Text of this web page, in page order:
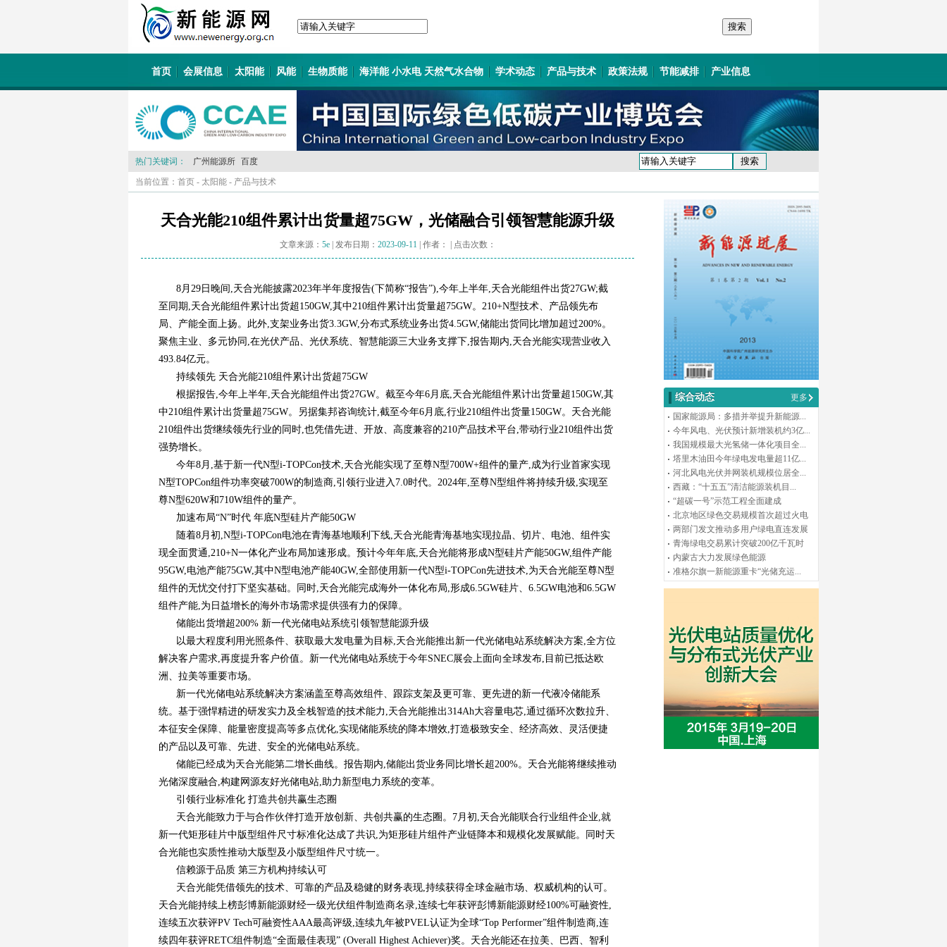
首页 会展信息 太阳能 风能 生物质能 海洋能 小水电 天然气水合物 学术动态 产品与技术 政策法规 节能减排 产业信息
热门关键词： 广州能源所 百度
当前位置： 首页 - 太阳能 - 产品与技术
天合光能210组件累计出货量超75GW，光储融合引领智慧能源升级
文章来源： 5e| 发布日期： 2023-09-11 | 作者： | 点击次数：
8月29日晚间,天合光能披露2023年半年度报告(下简称“报告”),今年上半年,天合光能组件出货27GW;截
至同期,天合光能组件累计出货超150GW,其中210组件累计出货量超75GW。210+N型技术、产品领先布
局、产能全面上扬。此外,支架业务出货3.3GW,分布式系统业务出货4.5GW,储能出货同比增加超过200%。
聚焦主业、多元协同,在光伏产品、光伏系统、智慧能源三大业务支撑下,报告期内,天合光能实现营业收入
493.84亿元。
持续领先 天合光能210组件累计出货超75GW
根据报告,今年上半年,天合光能组件出货27GW。截至今年6月底,天合光能组件累计出货量超150GW,其
中210组件累计出货量超75GW。另据集邦咨询统计,截至今年6月底,行业210组件出货量150GW。天合光能
210组件出货继续领先行业的同时,也凭借先进、开放、高度兼容的210产品技术平台,带动行业210组件出货
强势增长。
今年8月,基于新一代N型i-TOPCon技术,天合光能实现了至尊N型700W+组件的量产,成为行业首家实现
N型TOPCon组件功率突破700W的制造商,引领行业进入7.0时代。2024年,至尊N型组件将持续升级,实现至
尊N型620W和710W组件的量产。
加速布局“N”时代 年底N型硅片产能50GW
随着8月初,N型i-TOPCon电池在青海基地顺利下线,天合光能青海基地实现拉晶、切片、电池、组件实
现全面贯通,210+N一体化产业布局加速形成。预计今年年底,天合光能将形成N型硅片产能50GW,组件产能
95GW,电池产能75GW,其中N型电池产能40GW,全部使用新一代N型i-TOPCon先进技术,为天合光能至尊N型
组件的无忧交付打下坚实基础。同时,天合光能完成海外一体化布局,形成6.5GW硅片、6.5GW电池和6.5GW
组件产能,为日益增长的海外市场需求提供强有力的保障。
储能出货增超200% 新一代光储电站系统引领智慧能源升级
以最大程度利用光照条件、获取最大发电量为目标,天合光能推出新一代光储电站系统解决方案,全方位
解决客户需求,再度提升客户价值。新一代光储电站系统于今年SNEC展会上面向全球发布,目前已抵达欧
洲、拉美等重要市场。
新一代光储电站系统解决方案涵盖至尊高效组件、跟踪支架及更可靠、更先进的新一代液冷储能系
统。基于强悍精进的研发实力及全栈智造的技术能力,天合光能推出314Ah大容量电芯,通过循环次数拉升、
本征安全保障、能量密度提高等多点优化,实现储能系统的降本增效,打造极致安全、经济高效、灵活便捷
的产品以及可靠、先进、安全的光储电站系统。
储能已经成为天合光能第二增长曲线。报告期内,储能出货业务同比增长超200%。天合光能将继续推动
光储深度融合,构建网源友好光储电站,助力新型电力系统的变革。
引领行业标准化 打造共创共赢生态圈
天合光能致力于与合作伙伴打造开放创新、共创共赢的生态圈。7月初,天合光能联合行业组件企业,就
新一代矩形硅片中版型组件尺寸标准化达成了共识,为矩形硅片组件产业链降本和规模化发展赋能。同时天
合光能也实质性推动大版型及小版型组件尺寸统一。
信赖源于品质 第三方机构持续认可
天合光能凭借领先的技术、可靠的产品及稳健的财务表现,持续获得全球金融市场、权威机构的认可。
天合光能持续上榜彭博新能源财经一级光伏组件制造商名录,连续七年获评彭博新能源财经100%可融资性,
连续五次获评PV Tech可融资性AAA最高评级,连续九年被PVEL认证为全球“Top Performer”组件制造商,连
续四年获评RETC组件制造“全面最佳表现” (Overall Highest Achiever)奖。天合光能还在拉美、巴西、智利
综合动态
更多
国家能源局：多措并举提升新能源...
今年风电、光伏预计新增装机约3亿...
我国规模最大光氢储一体化项目全...
塔里木油田今年绿电发电量超11亿...
河北风电光伏并网装机规模位居全...
西藏：“十五五”清洁能源装机目...
“超碳一号”示范工程全面建成
北京地区绿色交易规模首次超过火电
两部门发文推动多用户绿电直连发展
青海绿电交易累计突破200亿千瓦时
内蒙古大力发展绿色能源
准格尔旗一新能源重卡“光储充运...